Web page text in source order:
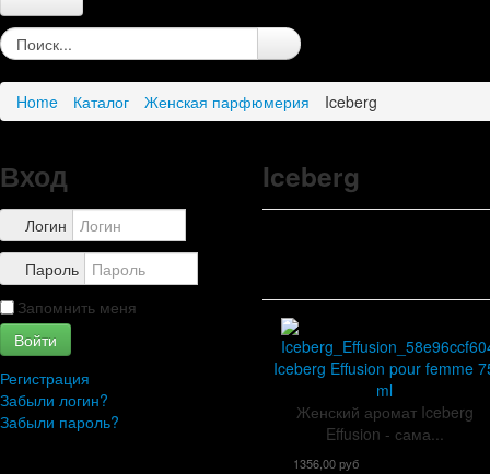
Главная
О нас
Правила
Каталог
Home Каталог Женская парфюмерия Iceberg
Вход
Логин
Пароль
Запомнить меня
Войти
Регистрация
Забыли логин?
Забыли пароль?
Iceberg
Iceberg Effusion pour femme
ml
Женский аромат Iceberg
Effusion - сама...
1356,00 руб